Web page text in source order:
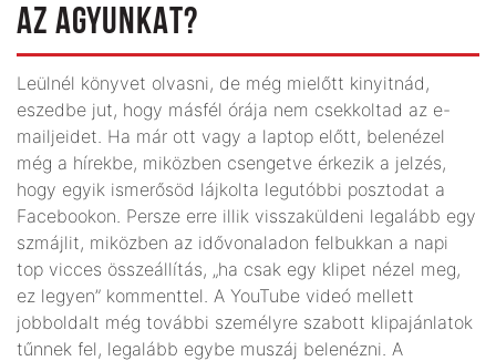
AZ AGYUNKAT?
Leülnél könyvet olvasni, de még mielőtt kinyitnád,
eszedbe jut, hogy másfél órája nem csekkoltad az e-
mailjeidet. Ha már ott vagy a laptop előtt, belenézel
még a hírekbe, miközben csengetve érkezik a jelzés,
hogy egyik ismerősöd lájkolta legutóbbi posztodat a
Facebookon. Persze erre illik visszaküldeni legalább egy
szmájlit, miközben az idővonaladon felbukkan a napi
top vicces összeállítás, „ha csak egy klipet nézel meg,
ez legyen” kommenttel. A YouTube videó mellett
jobboldalt még további személyre szabott klipajánlatok
tűnnek fel, legalább egybe muszáj belenézni. A